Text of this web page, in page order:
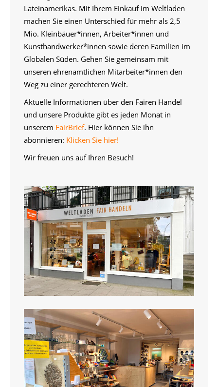
Lateinamerikas. Mit Ihrem Einkauf im Weltladen
machen Sie einen Unterschied für mehr als 2,5
Mio. Kleinbäuer*innen, Arbeiter*innen und
Kunsthandwerker*innen sowie deren Familien im
Globalen Süden. Gehen Sie gemeinsam mit
unseren ehrenamtlichen Mitarbeiter*innen den
Weg zu einer gerechteren Welt.
Aktuelle Informationen über den Fairen Handel
und unsere Produkte gibt es jeden Monat in
unserem FairBrief. Hier können Sie ihn
abonnieren: Klicken Sie hier!
Wir freuen uns auf Ihren Besuch!